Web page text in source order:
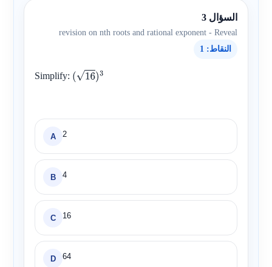
السؤال 3
revision on nth roots and rational exponent - Reveal
النقاط: 1
Simplify:(16)3
A 2
B 4
C 16
D 64